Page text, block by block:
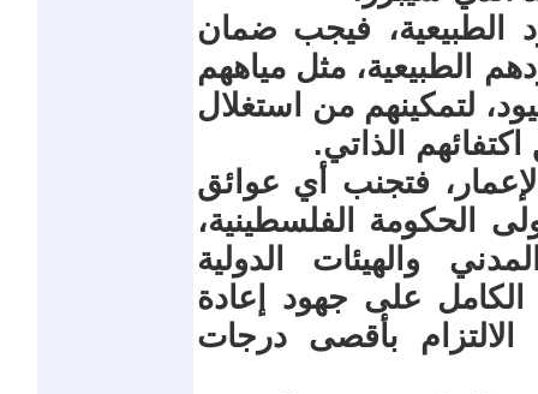
الطبيعية، فيجب ضمان
الطبيعية، مثل مياههم
لتمكينهم من استغلال
الذاتي.
فتجنب أي عوائق
الحكومة الفلسطينية،
والهيئات الدولية
الكامل على جهود إعادة
الالتزام بأقصى درجات